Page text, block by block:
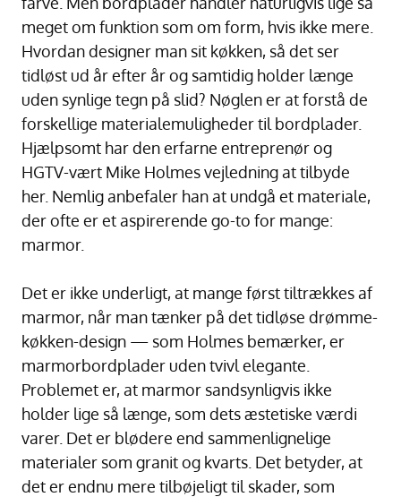
meget om funktion som om form, hvis ikke mere.
Hvordan designer man sit køkken, så det ser
tidløst ud år efter år og samtidig holder længe
uden synlige tegn på slid? Nøglen er at forstå de
forskellige materialemuligheder til bordplader.
Hjælpsomt har den erfarne entreprenør og
HGTV-vært Mike Holmes vejledning at tilbyde
her. Nemlig anbefaler han at undgå et materiale,
der ofte er et aspirerende go-to for mange:
marmor.
Det er ikke underligt, at mange først tiltrækkes af
marmor, når man tænker på det tidløse drømme-
køkken-design — som Holmes bemærker, er
marmorbordplader uden tvivl elegante.
Problemet er, at marmor sandsynligvis ikke
holder lige så længe, som dets æstetiske værdi
varer. Det er blødere end sammenlignelige
materialer som granit og kvarts. Det betyder, at
det er endnu mere tilbøjeligt til skader, som